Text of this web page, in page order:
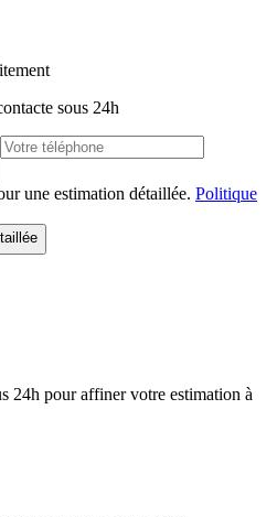
sous 24h
une estimation détaillée. Politique
24h pour affiner votre estimation à